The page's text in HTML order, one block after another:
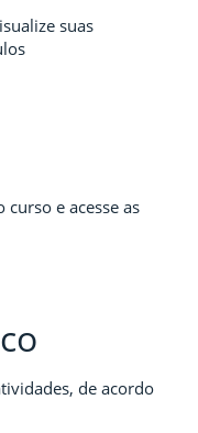
suas
e acesse as
de acordo